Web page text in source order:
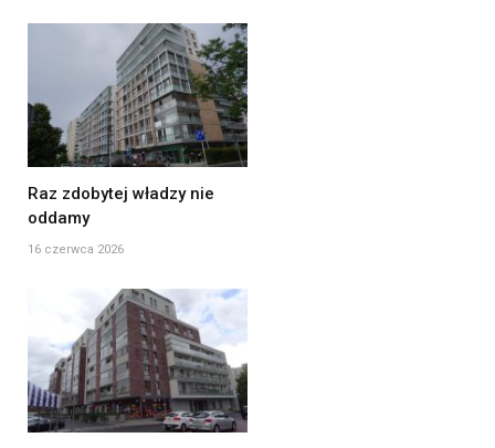
Raz zdobytej władzy nie
oddamy
16 czerwca 2026